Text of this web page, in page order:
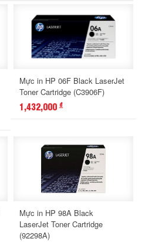
Mực in HP 06F Black LaserJet
Toner Cartridge (C3906F)
1,432,000 đ
Mực in HP 98A Black
LaserJet Toner Cartridge
(92298A)